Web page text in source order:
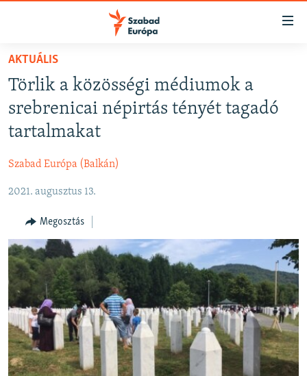
Akadálymentes
Ugrás
oldalra
Ugrás
tartalomjegyzékre
NAPIRENDEN
AKTUÁLIS
PODCASTOK
ELEMZŐ
NER15
SZABADON
TÁRSADALOM
DEMOKRÁCIA
A PÉNZ NYOMÁBAN
EURÓPAI UNIÓ
VILÁG
KLÍMAVÁLTOZÁS
AKTUÁLIS
Törlik a közösségi médiumok a
srebrenicai népirtás tényét tagadó
tartalmakat
Szabad Európa (Balkán)
2021. augusztus 13.
Megosztás
FELIRATKOZÁS
Spotify